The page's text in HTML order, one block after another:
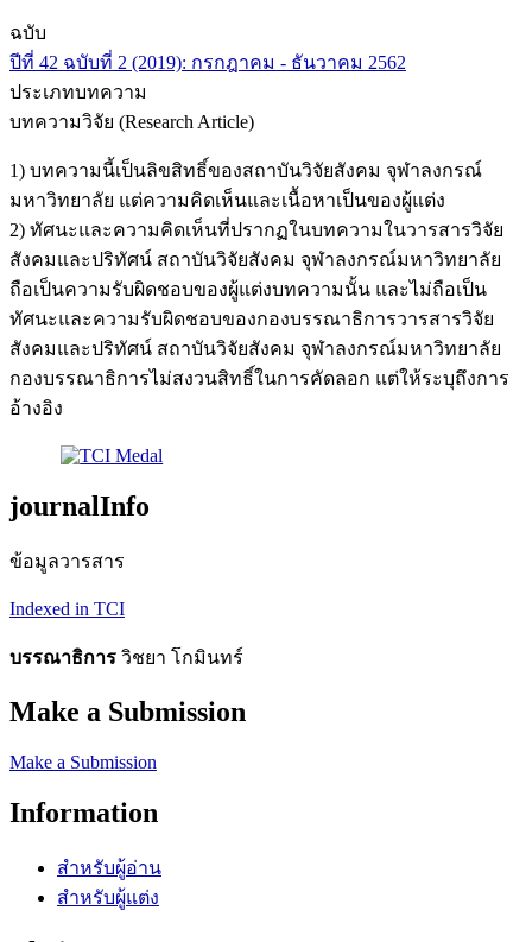
ฉบับ
ปีที่ 42 ฉบับที่ 2 (2019): กรกฎาคม - ธันวาคม 2562
ประเภทบทความ
บทความวิจัย (Research Article)
1) บทความนี้เป็นลิขสิทธิ์ของสถาบันวิจัยสังคม จุฬาลงกรณ์
มหาวิทยาลัย แต่ความคิดเห็นและเนื้อหาเป็นของผู้แต่ง
2) ทัศนะและความคิดเห็นที่ปรากฏในบทความในวารสารวิจัย
สังคมและปริทัศน์ สถาบันวิจัยสังคม จุฬาลงกรณ์มหาวิทยาลัย
ถือเป็นความรับผิดชอบของผู้แต่งบทความนั้น และไม่ถือเป็น
ทัศนะและความรับผิดชอบของกองบรรณาธิการวารสารวิจัย
สังคมและปริทัศน์ สถาบันวิจัยสังคม จุฬาลงกรณ์มหาวิทยาลัย
กองบรรณาธิการไม่สงวนสิทธิ์ในการคัดลอก แต่ให้ระบุถึงการ
อ้างอิง
journalInfo
ข้อมูลวารสาร
Indexed in TCI
บรรณาธิการ วิชยา โกมินทร์
Make a Submission
Make a Submission
Information
สำหรับผู้อ่าน
สำหรับผู้แต่ง